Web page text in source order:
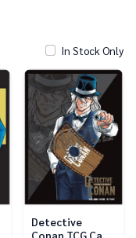
In Stock Only
Detective
Conan TCG Card